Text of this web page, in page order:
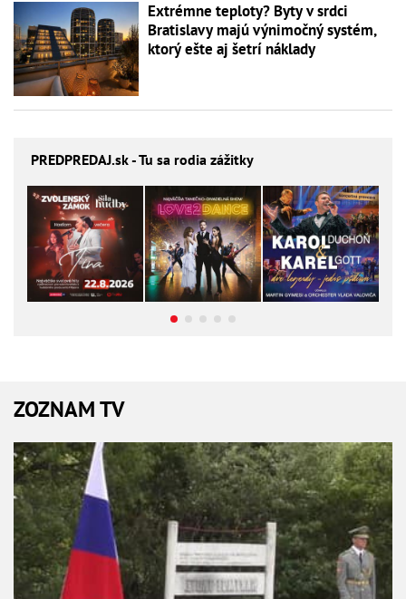
Extrémne teploty? Byty v srdci
Bratislavy majú výnimočný systém,
ktorý ešte aj šetrí náklady
PREDPREDAJ.sk - Tu sa rodia zážitky
ZOZNAM TV